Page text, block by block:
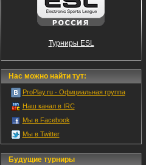
Турниры ESL
Нас можно найти тут:
ProPlay.ru - Официальная группа
Наш канал в IRC
Мы в Facebook
Мы в Twitter
Будущие турниры